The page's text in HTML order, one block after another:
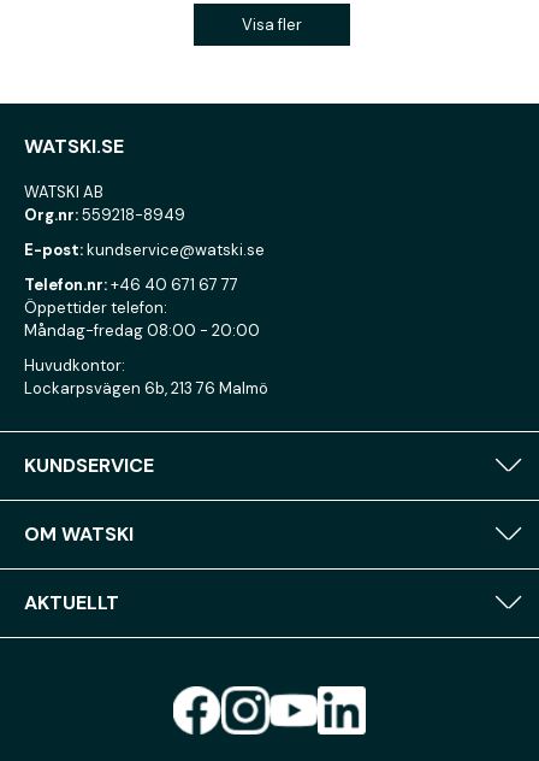
Visa fler
WATSKI.SE
WATSKI AB
Org.nr:559218-8949
E-post:kundservice@watski.se
Telefon.nr:+46 40 671 67 77
Öppettider telefon:
Måndag-fredag 08:00 - 20:00
Huvudkontor:
Lockarpsvägen 6b, 213 76 Malmö
KUNDSERVICE
OM WATSKI
AKTUELLT